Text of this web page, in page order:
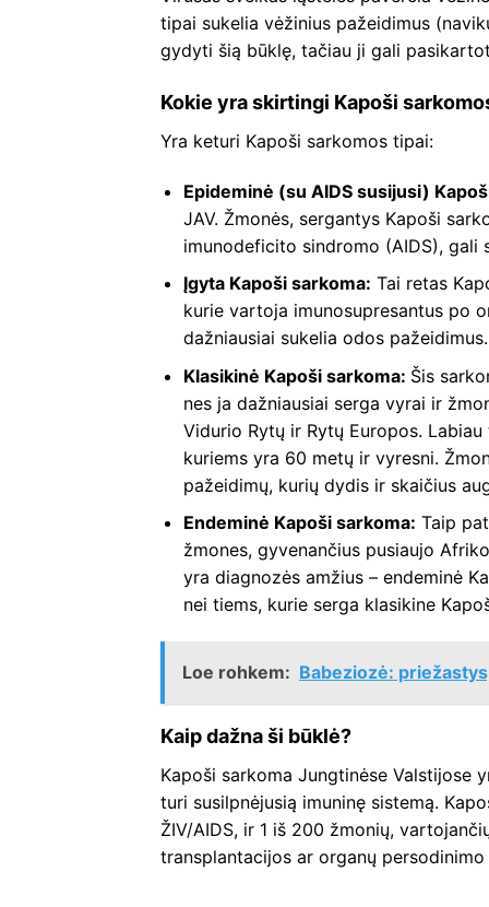
tipai sukelia vėžinius pažeidimus
gydyti šią būklę, tačiau ji gali
Kokie yra skirtingi Kapoši
Yra keturi Kapoši sarkomos tipai:
Epideminė (su AIDS susijusi)
JAV. Žmonės, sergantys Kapoši
imunodeficito sindromo (AIDS), gali
Įgyta Kapoši sarkoma: Tai retas
kurie vartoja imunosupresantus po
dažniausiai sukelia odos pažeidimus.
Klasikinė Kapoši sarkoma: Šis
nes ja dažniausiai serga vyrai ir
Vidurio Rytų ir Rytų Europos.
kuriems yra 60 metų ir vyresni.
pažeidimų, kurių dydis ir skaičius
Endeminė Kapoši sarkoma: Taip
žmones, gyvenančius pusiaujo
yra diagnozės amžius – endeminė
nei tiems, kurie serga klasikine
Loe rohkem: Babeziozė:
Kaip dažna ši būklė?
Kapoši sarkoma Jungtinėse Valstijose
turi susilpnėjusią imuninę sistemą.
ŽIV/AIDS, ir 1 iš 200 žmonių,
transplantacijos ar organų